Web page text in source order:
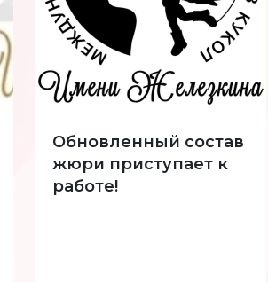
Обновленный состав
жюри приступает к
работе!